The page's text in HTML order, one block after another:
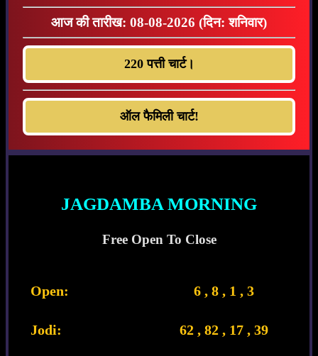
आज की तारीख: 08-08-2026 (दिन: शनिवार)
220 पत्ती चार्ट।
ऑल फैमिली चार्ट!
JAGDAMBA MORNING
Free Open To Close
Open: 6 , 8 , 1 , 3
Jodi: 62 , 82 , 17 , 39